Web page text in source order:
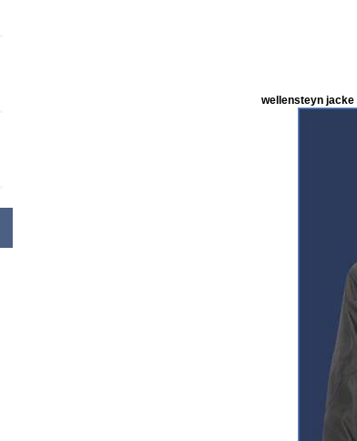
wellensteyn jacke